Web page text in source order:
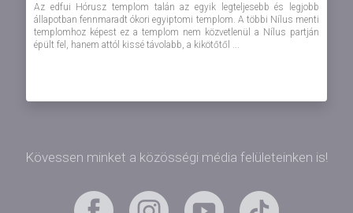
Az edfui Hórusz templom talán az egyik legteljesebb és legjobb
állapotban fennmaradt ókori egyiptomi templom. A többi Nílus menti
templomhoz képest ez a templom nem közvetlenül a Nílus partján
épült fel, hanem attól kissé távolabb, a kikötőtől ...
Kövessen minket a közösségi média felületeinken is!